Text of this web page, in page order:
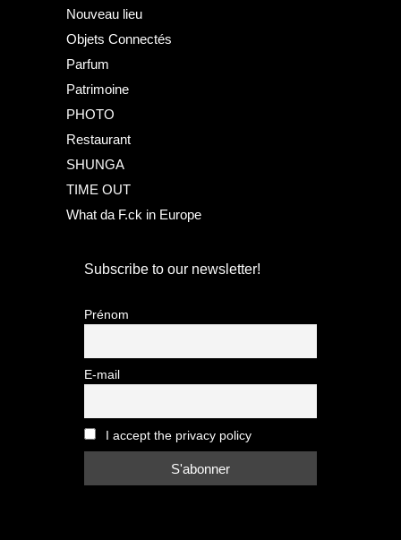
Nouveau lieu
Objets Connectés
Parfum
Patrimoine
PHOTO
Restaurant
SHUNGA
TIME OUT
What da F.ck in Europe
Subscribe to our newsletter!
Prénom
E-mail
I accept the privacy policy